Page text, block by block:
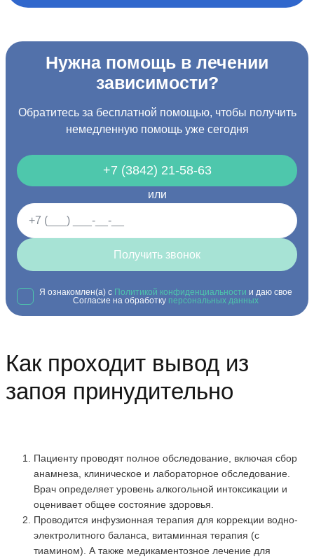
Нужна помощь в лечении
зависимости?
Обратитесь за бесплатной помощью, чтобы получить
немедленную помощь уже сегодня
+7 (3842) 21-58-63
или
Получить звонок
Я ознакомлен(а) с Политикой конфиденциальности и даю свое
Согласие на обработку персональных данных
Как проходит вывод из
запоя принудительно
Пациенту проводят полное обследование, включая сбор
анамнеза, клиническое и лабораторное обследование.
Врач определяет уровень алкогольной интоксикации и
оценивает общее состояние здоровья.
Проводится инфузионная терапия для коррекции водно-
электролитного баланса, витаминная терапия (с
тиамином). А также медикаментозное лечение для